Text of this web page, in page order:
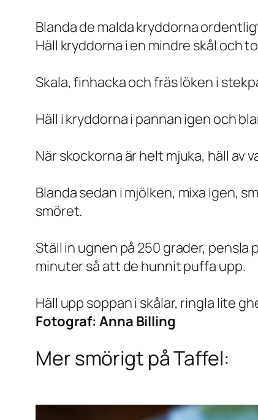
Blanda de malda kryddorna
Häll kryddorna i en mindre skål och
Skala, finhacka och fräs löken i
Häll i kryddorna i pannan igen och
När skockorna är helt mjuka, häll av
Blanda sedan i mjölken, mixa igen,
smöret.
Ställ in ugnen på 250 grader,
minuter så att de hunnit puffa upp.
Häll upp soppan i skålar, ringla lite
Fotograf: Anna Billing
Mer smörigt på Taffel: